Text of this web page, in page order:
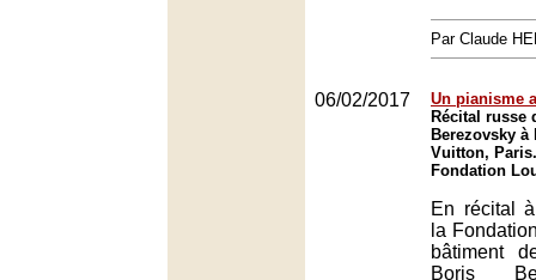
Par Claude
06/02/2017
Un pianisme
Récital russe
Berezovsky
Vuitton, Paris.
Fondation
En récital
la
bâtiment
Boris